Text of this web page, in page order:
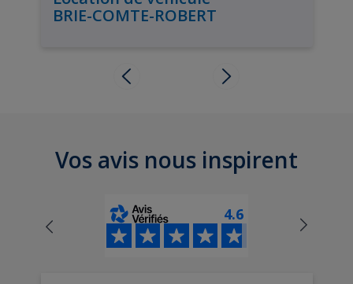
BRIE-COMTE-ROBERT
Vos avis nous inspirent
4.6